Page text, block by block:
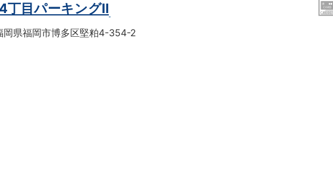
丁目パーキングⅡ
岡県福岡市博多区堅粕4-354-2